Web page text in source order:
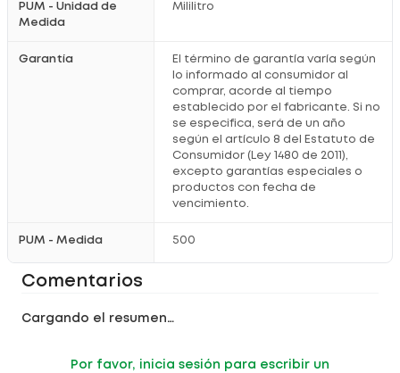
PUM - Unidad de
Medida
Mililitro
Garantía
El término de garantía varía según
lo informado al consumidor al
comprar, acorde al tiempo
establecido por el fabricante. Si no
se especifica, será de un año
según el artículo 8 del Estatuto de
Consumidor (Ley 1480 de 2011),
excepto garantías especiales o
productos con fecha de
vencimiento.
PUM - Medida 500
Comentarios
Cargando el resumen…
Por favor, inicia sesión para escribir un